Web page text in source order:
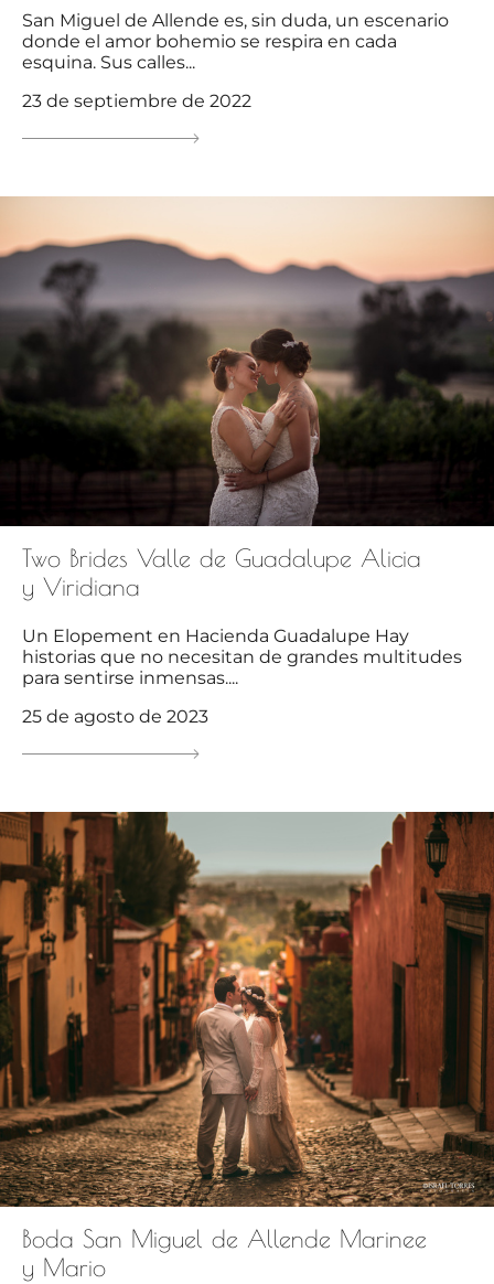
San Miguel de Allende es, sin duda, un escenario
donde el amor bohemio se respira en cada
esquina. Sus calles...
23 de septiembre de 2022
Two Brides Valle de Guadalupe Alicia
y Viridiana
Un Elopement en Hacienda Guadalupe Hay
historias que no necesitan de grandes multitudes
para sentirse inmensas....
25 de agosto de 2023
Boda San Miguel de Allende Marinee
y Mario